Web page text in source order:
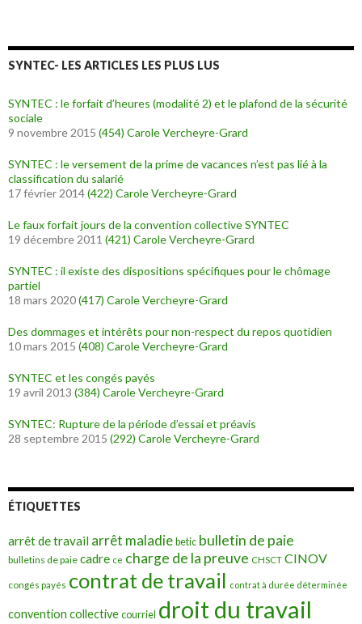
SYNTEC- LES ARTICLES LES PLUS LUS
SYNTEC : le forfait d’heures (modalité 2) et le plafond de la sécurité
sociale
9 novembre 2015 (454) Carole Vercheyre-Grard
SYNTEC : le versement de la prime de vacances n’est pas lié à la
classification du salarié
17 février 2014(422) Carole Vercheyre-Grard
Le faux forfait jours de la convention collective SYNTEC
19 décembre 2011 (421) Carole Vercheyre-Grard
SYNTEC : il existe des dispositions spécifiques pour le chômage
partiel
18 mars 2020(417) Carole Vercheyre-Grard
Des dommages et intérêts pour non-respect du repos quotidien
10 mars 2015 (408) Carole Vercheyre-Grard
SYNTEC et les congés payés
19 avril 2013 (384) Carole Vercheyre-Grard
SYNTEC: Rupture de la période d’essai et préavis
28 septembre 2015 (292) Carole Vercheyre-Grard
ÉTIQUETTES
arrêt de travail arrêt maladie betic bulletin de paie
bulletins de paie cadre ce charge de la preuve CHSCT CINOV
congés payés contrat de travail contrat à durée déterminée
convention collective courriel droit du travail